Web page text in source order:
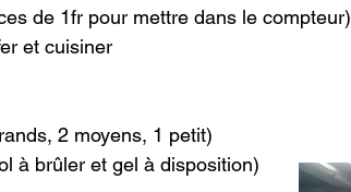
de 1fr pour mettre dans le compteur)
et cuisiner
2 moyens, 1 petit)
à brûler et gel à disposition)